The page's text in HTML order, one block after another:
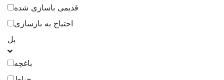
قدیمی باسازی شده
احتیاج به بازسازی
پل
باغچه